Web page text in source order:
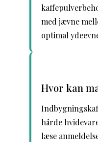
med jævne
optimal
Hvor kan
hårde
læse